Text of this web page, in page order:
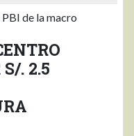
de la macro
. 2.5